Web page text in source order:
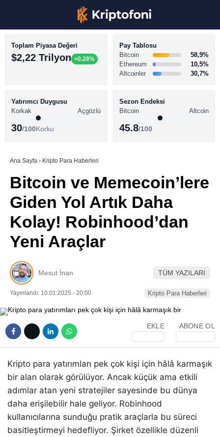
Youtube
TikTok
BİTCOİN HABERLERİ
ALTCOİN HABERLERİ
SÖZLÜK
Toplam Piyasa Değeri
$2,22 Trilyon +0.28%
Pay Tablosu
Bitcoin
58,9%
Ethereum
10,5%
Altcoinler
30,7%
Yatırımcı Duygusu
Korkak
Açgözlü
30/100Korku
Sezon Endeksi
Bitcoin
Altcoin
45.8/100
Ana Sayfa › Kripto Para Haberleri
Bitcoin ve Memecoin’lere
Giden Yol Artık Daha
Kolay! Robinhood’dan
Yeni Araçlar
Mesut İnan TÜM YAZILARI
Yayınlandı: 10.01.2025 - 20:00 Kripto Para Haberleri
EKLE ABONE OL
Kripto para yatırımları pek çok kişi için hâlâ karmaşık
bir alan olarak görülüyor. Ancak küçük ama etkili
adımlar atan yeni stratejiler sayesinde bu dünya
daha erişilebilir hale geliyor. Robinhood
kullanıcılarına sunduğu pratik araçlarla bu süreci
basitleştirmeyi hedefliyor. Şirket özellikle düzenli